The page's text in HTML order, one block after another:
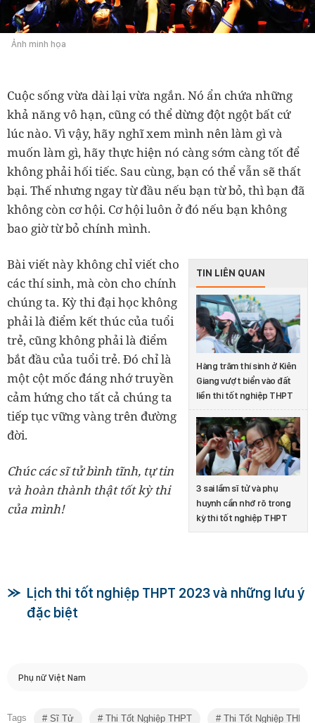
Ảnh minh họa
Cuộc sống vừa dài lại vừa ngắn. Nó ẩn chứa những
khả năng vô hạn, cũng có thể dừng đột ngột bất cứ
lúc nào. Vì vậy, hãy nghĩ xem mình nên làm gì và
muốn làm gì, hãy thực hiện nó càng sớm càng tốt để
không phải hối tiếc. Sau cùng, bạn có thể vẫn sẽ thất
bại. Thế nhưng ngay từ đầu nếu bạn từ bỏ, thì bạn đã
không còn cơ hội. Cơ hội luôn ở đó nếu bạn không
bao giờ từ bỏ chính mình.
TIN LIÊN QUAN
Hàng trăm thí sinh ở Kiên
Giang vượt biển vào đất
liền thi tốt nghiệp THPT
3 sai lầm sĩ tử và phụ
huynh cần nhớ rõ trong
kỳ thi tốt nghiệp THPT
Bài viết này không chỉ viết cho
các thí sinh, mà còn cho chính
chúng ta. Kỳ thi đại học không
phải là điểm kết thúc của tuổi
trẻ, cũng không phải là điểm
bắt đầu của tuổi trẻ. Đó chỉ là
một cột mốc đáng nhớ truyền
cảm hứng cho tất cả chúng ta
tiếp tục vững vàng trên đường
đời.
Chúc các sĩ tử bình tĩnh, tự tin
và hoàn thành thật tốt kỳ thi
của mình!
Lịch thi tốt nghiệp THPT 2023 và những lưu ý
đặc biệt
Phụ nữ Việt Nam
Tags Sĩ Tử Thi Tốt Nghiệp THPT Thi Tốt Nghiệp THPT